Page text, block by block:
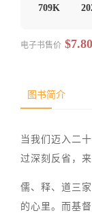
709K
电子书售价 $7.80
图书简介
当我们迈入二
过深刻反省，
儒、释、道三
的心里。而基